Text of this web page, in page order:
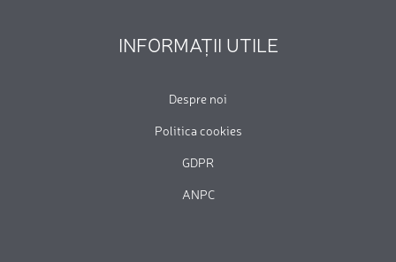
INFORMAȚII UTILE
Despre noi
Politica cookies
GDPR
ANPC